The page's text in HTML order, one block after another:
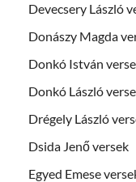
Devecsery László
Donászy Magda
Donkó István
Donkó László
Drégely László
Dsida Jenő versek
Egyed Emese